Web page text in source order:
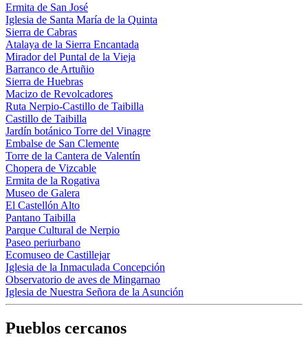
Ermita de San José
Iglesia de Santa María de la Quinta
Sierra de Cabras
Atalaya de la Sierra Encantada
Mirador del Puntal de la Vieja
Barranco de Artuñio
Sierra de Huebras
Macizo de Revolcadores
Ruta Nerpio-Castillo de Taibilla
Castillo de Taibilla
Jardín botánico Torre del Vinagre
Embalse de San Clemente
Torre de la Cantera de Valentín
Chopera de Vizcable
Ermita de la Rogativa
Museo de Galera
El Castellón Alto
Pantano Taibilla
Parque Cultural de Nerpio
Paseo periurbano
Ecomuseo de Castillejar
Iglesia de la Inmaculada Concepción
Observatorio de aves de Mingarnao
Iglesia de Nuestra Señora de la Asunción
Pueblos cercanos